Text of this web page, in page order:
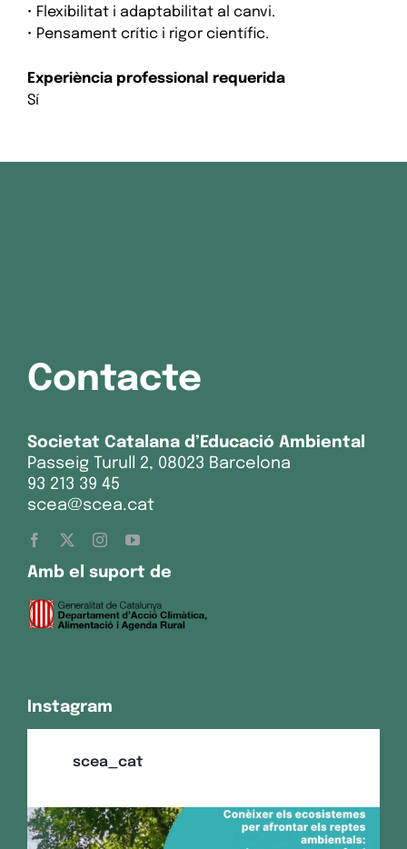
• Flexibilitat i adaptabilitat al canvi.
• Pensament crític i rigor científic.
Experiència professional requerida
Sí
Contacte
Societat Catalana d’Educació Ambiental
Passeig Turull 2, 08023 Barcelona
93 213 39 45
scea@scea.cat
Amb el suport de
Instagram
scea_cat